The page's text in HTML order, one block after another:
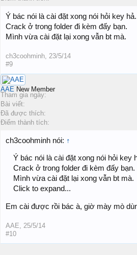
Ý bác nói là cài đặt xong nói hỏi key hả.
Crack ở trong folder đi kèm đấy bạn.
Mình vừa cài đặt lại xong vẫn bt mà.
ch3coohminh 23/5/14
#9
AAE New Member
Tham gia ngày:
Bài viết:
Đã được thích:
Điểm thành tích:
ch3coohminh nói: ↑
Ý bác nói là cài đặt xong nói hỏi key
Crack ở trong folder đi kèm đấy bạn.
Mình vừa cài đặt lại xong vẫn bt mà.
Click to expand...
Em cài được rồi bác à, giờ mày mò
AAE
25/5/14
#10